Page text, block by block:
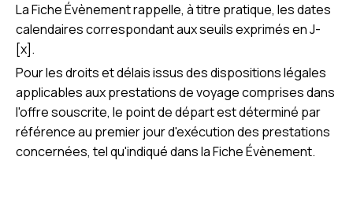
La Fiche Évènement rappelle, à titre pratique, les dates
calendaires correspondant aux seuils exprimés en J-
[x].
Pour les droits et délais issus des dispositions légales
applicables aux prestations de voyage comprises dans
l'offre souscrite, le point de départ est déterminé par
référence au premier jour d'exécution des prestations
concernées, tel qu'indiqué dans la Fiche Évènement.